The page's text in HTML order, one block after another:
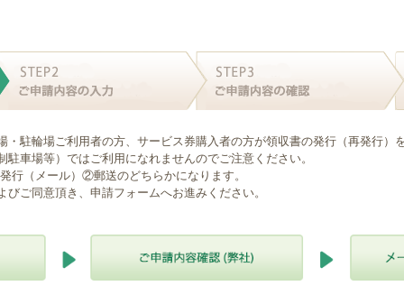
・駐輪場ご利用者の方、サービス券購入者の方が領収書の発行（再発行）
車場等）ではご利用になれませんのでご注意ください。
行（メール）②郵送のどちらかになります。
ご同意頂き、申請フォームへお進みください。